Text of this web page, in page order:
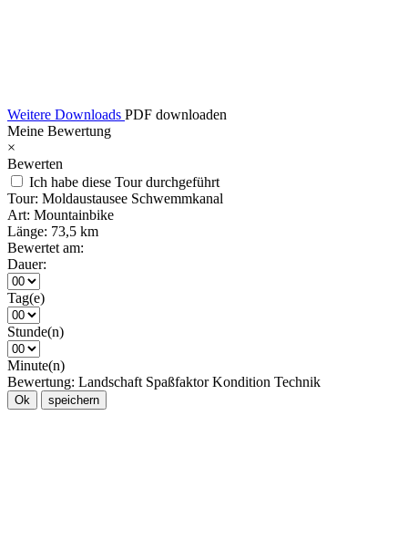
Weitere Downloads PDF downloaden
Meine Bewertung
×
Bewerten
Ich habe diese Tour durchgeführt
Tour: Moldaustausee Schwemmkanal
Art: Mountainbike
Länge: 73,5 km
Bewertet am:
Dauer:
Tag(e)
Stunde(n)
Minute(n)
Bewertung: Landschaft Spaßfaktor Kondition Technik
Ok speichern